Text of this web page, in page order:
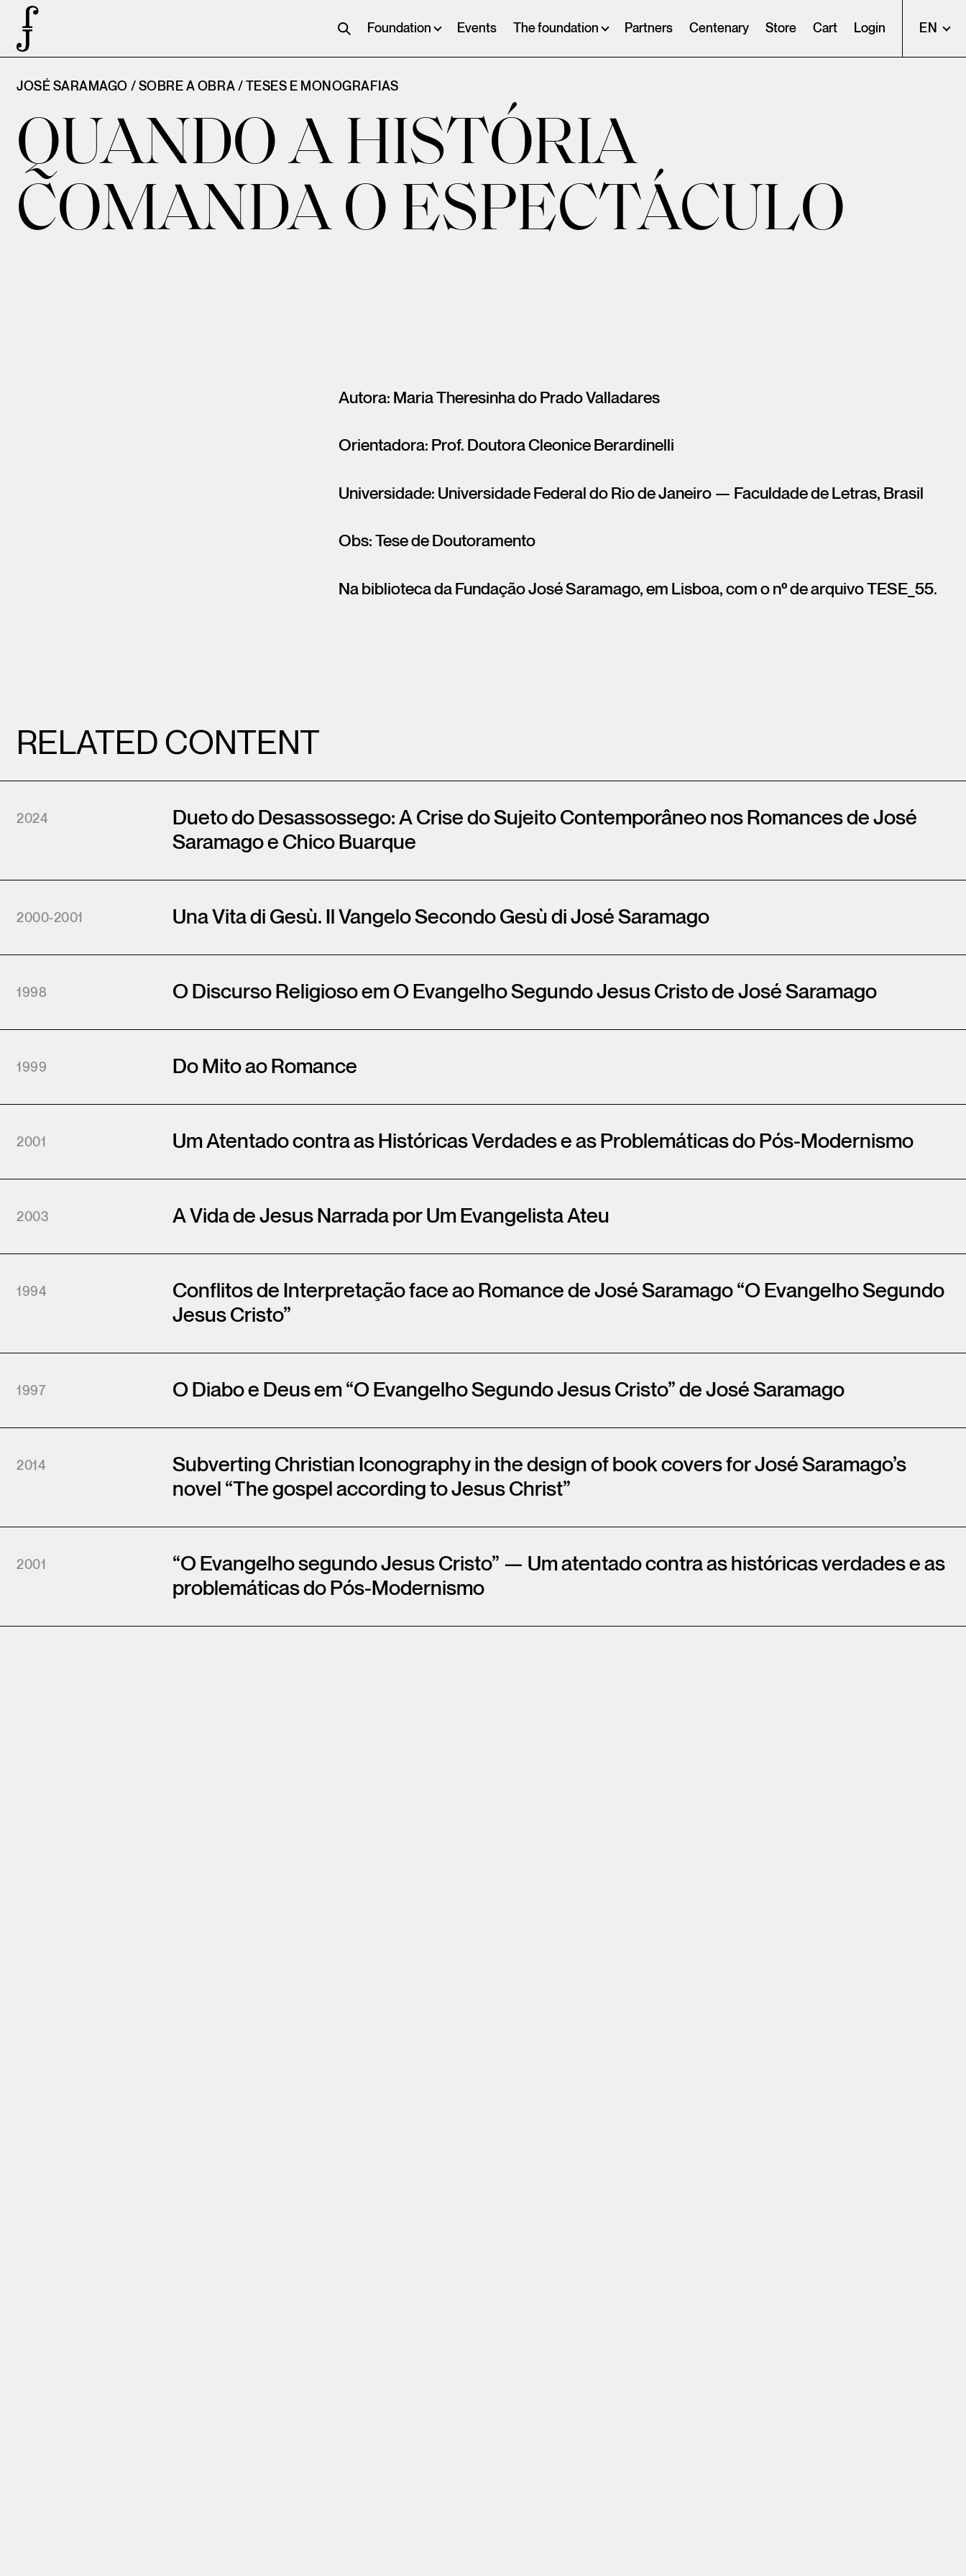
Foundation Events The foundation Partners Centenary Store Cart Login EN
JOSÉ SARAMAGO / SOBRE A OBRA / TESES E MONOGRAFIAS
QUANDO A HISTÓRIA
COMANDA O ESPECTÁCULO
Autora: Maria Theresinha do Prado Valladares
Orientadora: Prof. Doutora Cleonice Berardinelli
Universidade: Universidade Federal do Rio de Janeiro — Faculdade de Letras, Brasil
Obs: Tese de Doutoramento
Na biblioteca da Fundação José Saramago, em Lisboa, com o nº de arquivo TESE_55.
RELATED CONTENT
Dueto do Desassossego: A Crise do Sujeito Contemporâneo nos Romances de José
Saramago e Chico Buarque
2024
Una Vita di Gesù. Il Vangelo Secondo Gesù di José Saramago
2000-2001
O Discurso Religioso em O Evangelho Segundo Jesus Cristo de José Saramago
1998
Do Mito ao Romance
1999
Um Atentado contra as Históricas Verdades e as Problemáticas do Pós-Modernismo
2001
A Vida de Jesus Narrada por Um Evangelista Ateu
2003
Conflitos de Interpretação face ao Romance de José Saramago “O Evangelho Segundo
Jesus Cristo”
1994
O Diabo e Deus em “O Evangelho Segundo Jesus Cristo” de José Saramago
1997
Subverting Christian Iconography in the design of book covers for José Saramago’s
novel “The gospel according to Jesus Christ”
2014
“O Evangelho segundo Jesus Cristo” — Um atentado contra as históricas verdades e as
problemáticas do Pós-Modernismo
2001